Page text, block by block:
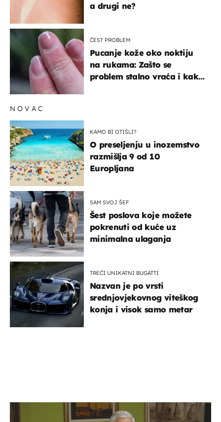
a drugi ne?
ČEST PROBLEM
Pucanje kože oko noktiju
na rukama: Zašto se
problem stalno vraća i kako
NOVAC
KAMO BI OTIŠLI?
O preseljenju u inozemstvo
razmišlja 9 od 10
Europljana
SAM SVOJ ŠEF
Šest poslova koje možete
pokrenuti od kuće uz
minimalna ulaganja
TREĆI UNIKATNI BUGATTI
Nazvan je po vrsti
srednjovjekovnog viteškog
konja i visok samo metar